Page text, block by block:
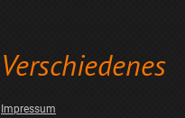
Verschiedenes
Impressum